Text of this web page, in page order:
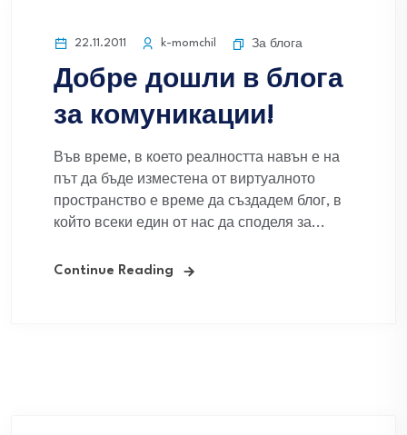
22.11.2011 k-momchil За блога
Добре дошли в блога
за комуникации!
Във време, в което реалността навън е на
път да бъде изместена от виртуалното
пространство е време да създадем блог, в
който всеки един от нас да споделя за...
Continue Reading